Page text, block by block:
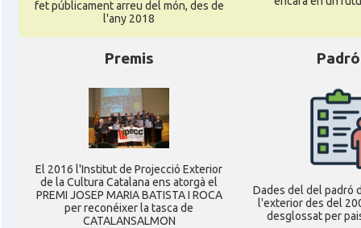
Consolat Consolat general a Stuttgart
* + ambaixades i consolats
fet públicament arreu del món, des de
l'any 2018
Premis
El 2016 l'Institut de Projecció Exterior
de la Cultura Catalana ens atorgà el
PREMI JOSEP MARIA BATISTA I ROCA
per reconéixer la tasca de
CATALANSALMON
Padró
Dades del del padró
l'exterior des del
desglossat per